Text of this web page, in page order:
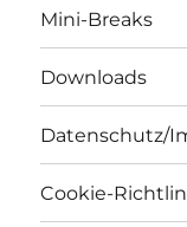
Mini-Breaks
Downloads
Datenschutz/
Cookie-